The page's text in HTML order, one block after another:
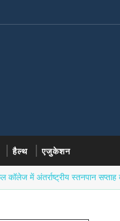
हैल्थ एजुकेशन
स्तनपान सप्ताह का आयोजन